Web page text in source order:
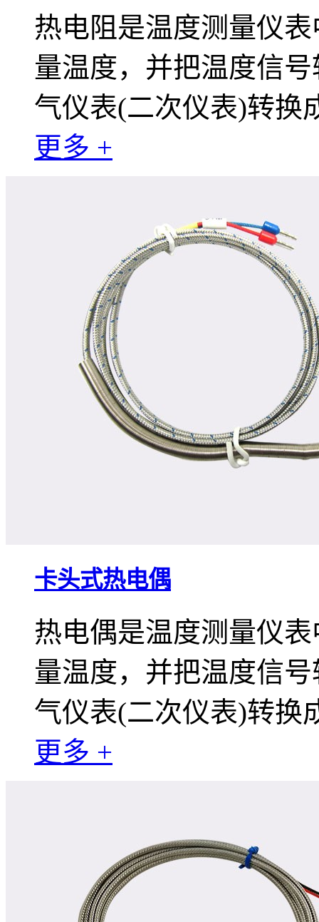
热电阻是温度测量仪
量温度，并把温度信
气仪表(二次仪表)转换
更多 +
卡头式热电偶
热电偶是温度测量仪
量温度，并把温度信
气仪表(二次仪表)转换
更多 +